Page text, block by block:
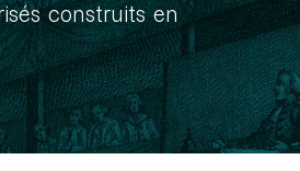
construits en